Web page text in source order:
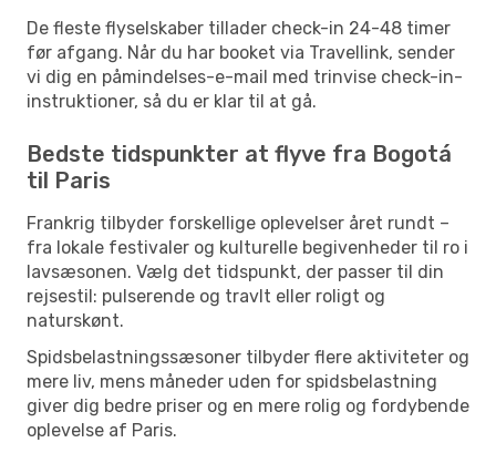
De fleste flyselskaber tillader check-in 24-48 timer
før afgang. Når du har booket via Travellink, sender
vi dig en påmindelses-e-mail med trinvise check-in-
instruktioner, så du er klar til at gå.
Bedste tidspunkter at flyve fra Bogotá
til Paris
Frankrig tilbyder forskellige oplevelser året rundt –
fra lokale festivaler og kulturelle begivenheder til ro i
lavsæsonen. Vælg det tidspunkt, der passer til din
rejsestil: pulserende og travlt eller roligt og
naturskønt.
Spidsbelastningssæsoner tilbyder flere aktiviteter og
mere liv, mens måneder uden for spidsbelastning
giver dig bedre priser og en mere rolig og fordybende
oplevelse af Paris.